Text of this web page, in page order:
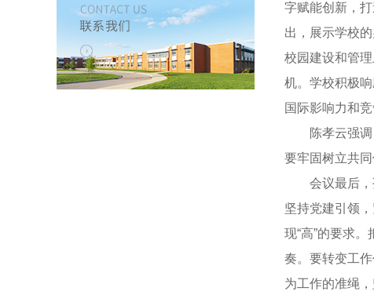
字赋能创新，
出，展示学校
校园建设和管
机。学校积极
国际影响力和竞
陈孝云强调，
要牢固树立共
会议最后，孙
坚持党建引领
现“高”的要求
奏。要转变工
为工作的准绳